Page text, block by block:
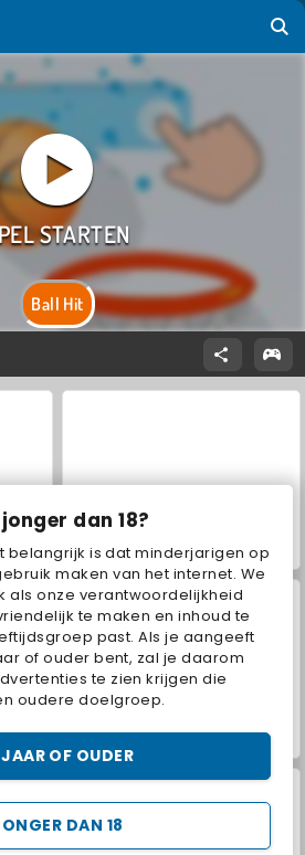
dan 18?
belangrijk is dat minderjarigen op
maken van het internet. We
als onze verantwoordelijkheid
te maken en inhoud te
past. Als je aangeeft
of ouder bent, zal je daarom
te zien krijgen die
oudere doelgroep.
DAN 18
OF OUDER
Ball Hit
Hidden Object: Street of Secrets
World War 2 Shooter